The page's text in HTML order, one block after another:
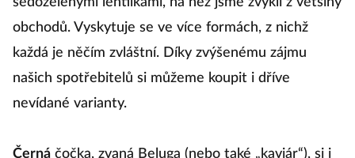
obchodů. Vyskytuje se ve více formách, z nichž
každá je něčím zvláštní. Díky zvýšenému zájmu
našich spotřebitelů si můžeme koupit i dříve
nevídané varianty.
Černá čočka, zvaná Beluga (nebo také „kaviár“), si i